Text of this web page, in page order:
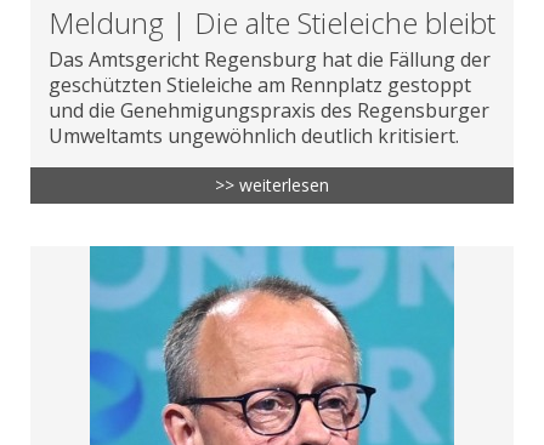
Meldung | Die alte Stieleiche bleibt
Das Amtsgericht Regensburg hat die Fällung der
geschützten Stieleiche am Rennplatz gestoppt
und die Genehmigungspraxis des Regensburger
Umweltamts ungewöhnlich deutlich kritisiert.
>> weiterlesen